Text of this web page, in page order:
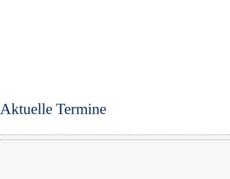
Aktuelle Termine